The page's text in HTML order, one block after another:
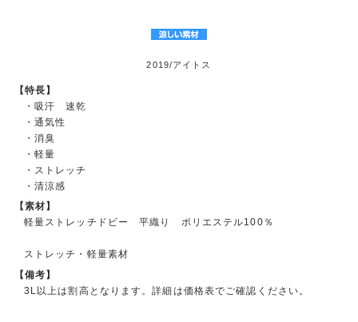
2019/アイトス
【特長】
・吸汗 速乾
・通気性
・消臭
・軽量
・ストレッチ
・清涼感
【素材】
軽量ストレッチドビー 平織り ポリエステル100％
ストレッチ・軽量素材
【備考】
3L以上は割高となります。詳細は価格表でご確認ください。